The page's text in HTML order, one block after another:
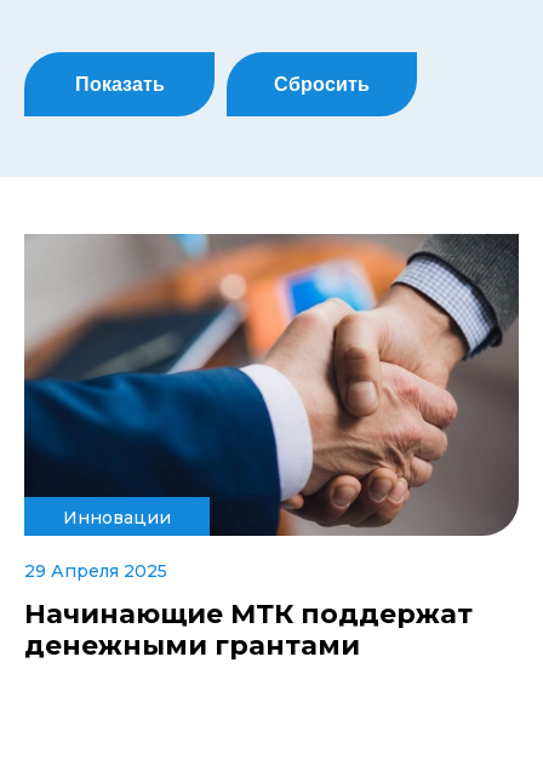
Показать Сбросить
Инновации
29 Апреля 2025
Начинающие МТК поддержат
денежными грантами